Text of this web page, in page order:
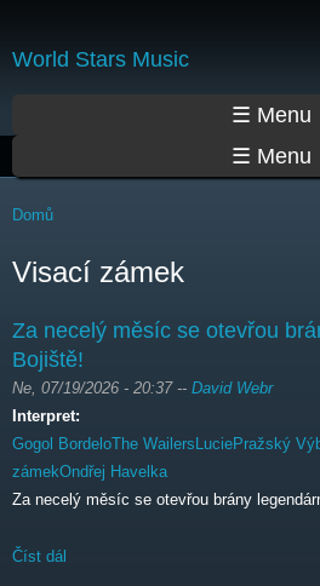
World Stars Music
☰ Menu
☰ Menu
Jste zde
Domů
Visací zámek
Za necelý měsíc se otevřou
Bojiště!
Ne, 07/19/2026 - 20:37-- David Webr
Interpret:
Gogol BordeloThe Wailers LuciePražský
zámekOndřej Havelka
Za necelý měsíc se otevřou brány
Číst dál